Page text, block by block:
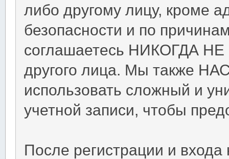
либо другому лицу, кроме
безопасности и по
соглашаетесь НИКОГДА НЕ
другого лица. Мы также
использовать сложный и
учетной записи, чтобы
После регистрации и